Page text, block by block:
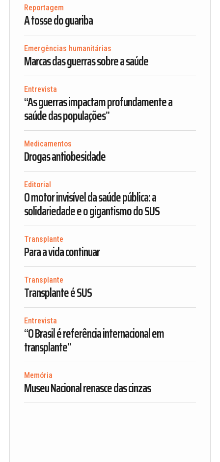
Reportagem
A tosse do guariba
Emergências humanitárias
Marcas das guerras sobre a saúde
Entrevista
“As guerras impactam profundamente a
saúde das populações”
Medicamentos
Drogas antiobesidade
Editorial
O motor invisível da saúde pública: a
solidariedade e o gigantismo do SUS
Transplante
Para a vida continuar
Transplante
Transplante é SUS
Entrevista
“O Brasil é referência internacional em
transplante”
Memória
Museu Nacional renasce das cinzas